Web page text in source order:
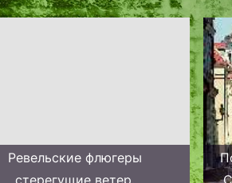
Ревельские флюгеры
стерегущие ветер.